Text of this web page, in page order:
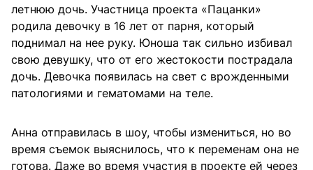
летнюю дочь. Участница проекта «Пацанки»
родила девочку в 16 лет от парня, который
поднимал на нее руку. Юноша так сильно избивал
свою девушку, что от его жестокости пострадала
дочь. Девочка появилась на свет с врожденными
патологиями и гематомами на теле.
Анна отправилась в шоу, чтобы измениться, но во
время съемок выяснилось, что к переменам она не
готова. Даже во время участия в проекте ей через